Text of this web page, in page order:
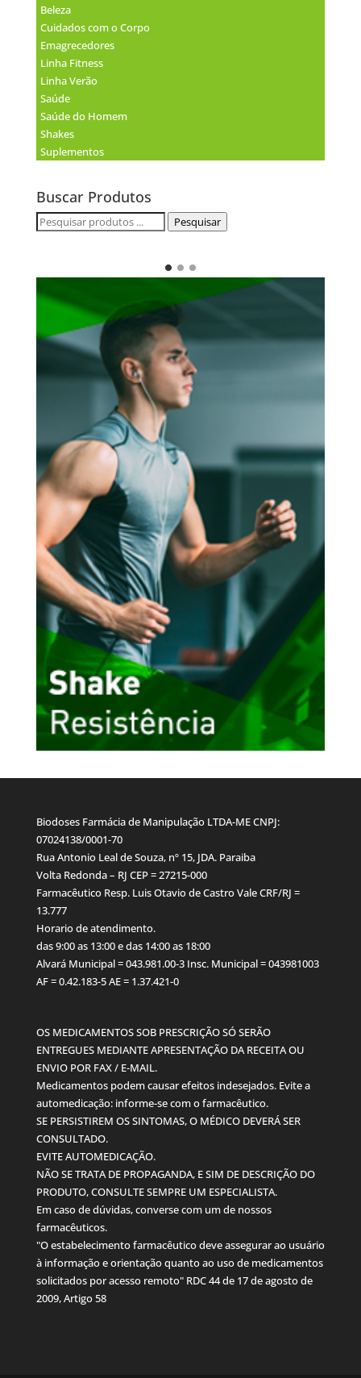
Beleza
Cuidados com o Corpo
Emagrecedores
Linha Fitness
Linha Verão
Saúde
Saúde do Homem
Shakes
Suplementos
Buscar Produtos
Pesquisar
Pesquisar
Biodoses Farmácia de Manipulação LTDA-ME CNPJ:
07024138/0001-70
Rua Antonio Leal de Souza, nº 15, JDA. Paraiba
Volta Redonda – RJ CEP = 27215-000
Farmacêutico Resp. Luis Otavio de Castro Vale CRF/RJ =
13.777
Horario de atendimento.
das 9:00 as 13:00 e das 14:00 as 18:00
Alvará Municipal = 043.981.00-3 Insc. Municipal = 043981003
AF = 0.42.183-5 AE = 1.37.421-0
OS MEDICAMENTOS SOB PRESCRIÇÃO SÓ SERÃO
ENTREGUES MEDIANTE APRESENTAÇÃO DA RECEITA OU
ENVIO POR FAX / E-MAIL.
Medicamentos podem causar efeitos indesejados. Evite a
automedicação: informe-se com o farmacêutico.
SE PERSISTIREM OS SINTOMAS, O MÉDICO DEVERÁ SER
CONSULTADO.
EVITE AUTOMEDICAÇÃO.
NÃO SE TRATA DE PROPAGANDA, E SIM DE DESCRIÇÃO DO
PRODUTO, CONSULTE SEMPRE UM ESPECIALISTA.
Em caso de dúvidas, converse com um de nossos
farmacêuticos.
"O estabelecimento farmacêutico deve assegurar ao usuário
à informação e orientação quanto ao uso de medicamentos
solicitados por acesso remoto" RDC 44 de 17 de agosto de
2009, Artigo 58